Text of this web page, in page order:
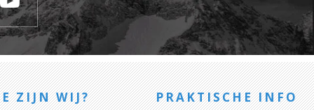
ZIJN WIJ? PRAKTISCHE INFO